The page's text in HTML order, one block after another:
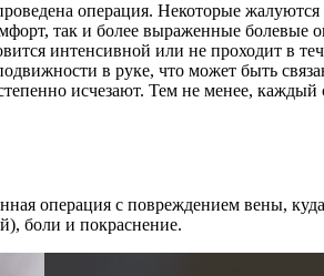
операция. Некоторые жалуются
так и более выраженные
интенсивной или не проходит в
в руке, что может быть
исчезают. Тем не менее, каждый
операция с повреждением вены,
боли и покраснение.